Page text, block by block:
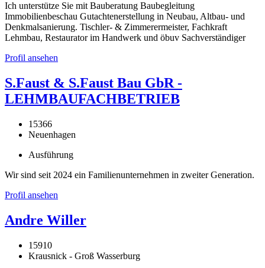
Ich unterstütze Sie mit Bauberatung Baubegleitung
Immobilienbeschau Gutachtenerstellung in Neubau, Altbau- und
Denkmalsanierung. Tischler- & Zimmerermeister, Fachkraft
Lehmbau, Restaurator im Handwerk und öbuv Sachverständiger
Profil ansehen
S.Faust & S.Faust Bau GbR -
LEHMBAUFACHBETRIEB
15366
Neuenhagen
Ausführung
Wir sind seit 2024 ein Familienunternehmen in zweiter Generation.
Profil ansehen
Andre Willer
15910
Krausnick - Groß Wasserburg